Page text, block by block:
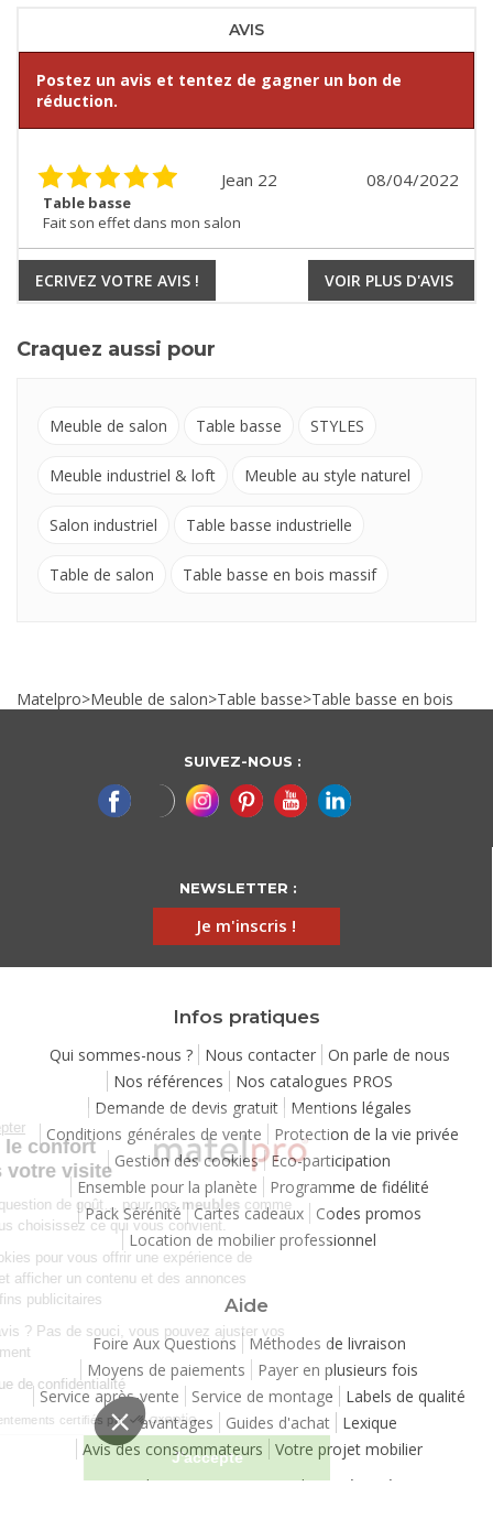
AVIS
Postez un avis et tentez de gagner un bon de
réduction.
08/04/2022
Jean 22
Table basse
Fait son effet dans mon salon
ECRIVEZ VOTRE AVIS ! VOIR PLUS D'AVIS
Craquez aussi pour
Meuble de salon Table basse STYLES
Meuble industriel & loft Meuble au style naturel
Salon industriel Table basse industrielle
Table de salon Table basse en bois massif
Matelpro>Meuble de salon>Table basse>Table basse en bois
SUIVEZ-NOUS :
NEWSLETTER :
Je m'inscris !
Infos pratiques
Qui sommes-nous ? Nous contacter
On parle de nous
Nos références
Nos catalogues PROS
Demande de devis gratuit
Mentions légales
Conditions générales de vente
Protection de la vie privée
Gestion des cookies
Eco-participation
Ensemble pour la planète
Programme de fidélité
Pack Sérénité
Cartes cadeaux
Codes promos
Location de mobilier professionnel
Aide
Foire Aux Questions
Méthodes de livraison
Moyens de paiements
Payer en plusieurs fois
Service après-vente
Service de montage
Labels de qualité
Vos avantages
Guides d'achat
Lexique
Avis des consommateurs
Votre projet mobilier
Copyright 2007-2026 - Tous droits réservés
Continuer sans accepter
Chez Matelpro, le confort
commence dès votre visite
Leconfort, c'est une question de goût… pour nos
pour nos cookies ! Vous choisissez ce qui vous convient.
Nous utilisons des cookies pour vous offrir une expérience de
navigation moelleuse et afficher un contenu et des annonces
personnalisées à des fins publicitaires
Besoin de changer d’avis ? Pas de souci, vous pouvez ajuster vos
préférences à tout moment
Consulter notre politique de confidentialité
Consentements certifiés par
Je choisis J'accepte